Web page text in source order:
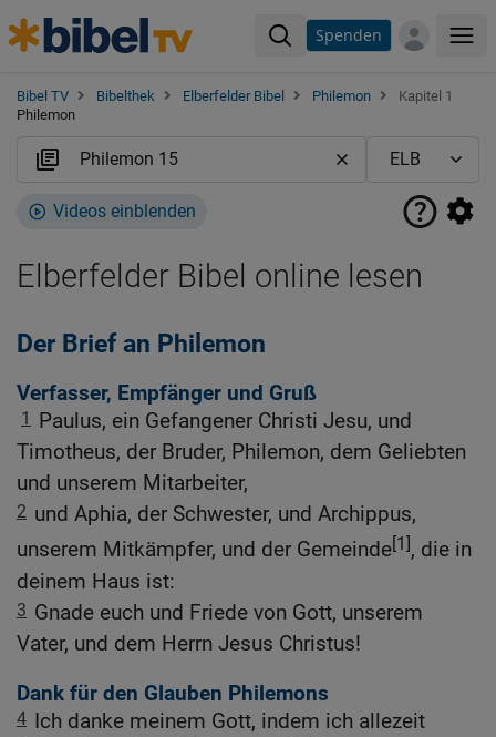
Spenden
Bibel TV Bibelthek Elberfelder Bibel Philemon
Kapitel 1
Philemon
Videos einblenden
Elberfelder Bibel online lesen
Der Brief an Philemon
Verfasser, Empfänger und Gruß
1
Paulus, ein Gefangener Christi Jesu, und
Timotheus, der Bruder, Philemon, dem Geliebten
und unserem Mitarbeiter,
2 und Aphia, der Schwester, und Archippus,
unserem Mitkämpfer, und der Gemeinde[1], die in
deinem Haus ist:
3 Gnade euch und Friede von Gott, unserem
Vater, und dem Herrn Jesus Christus!
Dank für den Glauben Philemons
4 Ich danke meinem Gott, indem ich allezeit